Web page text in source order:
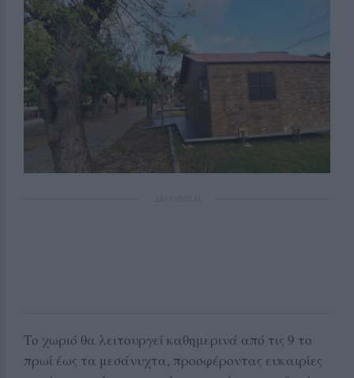
Το χωριό θα λειτουργεί καθημερινά από τις 9 το
πρωί έως τα μεσάνυχτα, προσφέροντας ευκαιρίες